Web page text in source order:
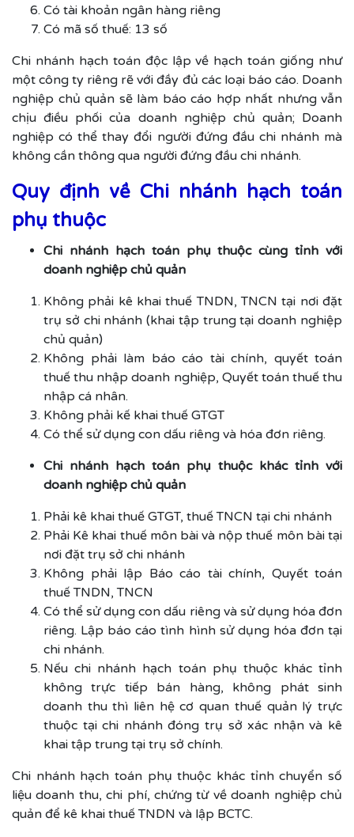
Có tài khoản ngân hàng riêng
Có mã số thuế: 13 số
Chi nhánh hạch toán độc lập về hạch toán giống như
một công ty riêng rẽ với đầy đủ các loại báo cáo. Doanh
nghiệp chủ quản sẽ làm báo cáo hợp nhất nhưng vẫn
chịu điều phối của doanh nghiệp chủ quản; Doanh
nghiệp có thể thay đổi người đứng đầu chi nhánh mà
không cần thông qua người đứng đầu chi nhánh.
Quy định về Chi nhánh hạch toán
phụ thuộc
Chi nhánh hạch toán phụ thuộc cùng tỉnh với
doanh nghiệp chủ quản
Không phải kê khai thuế TNDN, TNCN tại nơi đặt
trụ sở chi nhánh (khai tập trung tại doanh nghiệp
chủ quản)
Không phải làm báo cáo tài chính, quyết toán
thuế thu nhập doanh nghiệp, Quyết toán thuế thu
nhập cá nhân.
Không phải kế khai thuế GTGT
Có thể sử dụng con dấu riêng và hóa đơn riêng.
Chi nhánh hạch toán phụ thuộc khác tỉnh với
doanh nghiệp chủ quản
Phải kê khai thuế GTGT, thuế TNCN tại chi nhánh
Phải Kê khai thuế môn bài và nộp thuế môn bài tại
nơi đặt trụ sở chi nhánh
Không phải lập Báo cáo tài chính, Quyết toán
thuế TNDN, TNCN
Có thể sử dụng con dấu riêng và sử dụng hóa đơn
riêng. Lập báo cáo tình hình sử dụng hóa đơn tại
chi nhánh.
Nếu chi nhánh hạch toán phụ thuộc khác tỉnh
không trực tiếp bán hàng, không phát sinh
doanh thu thì liên hệ cơ quan thuế quản lý trực
thuộc tại chi nhánh đóng trụ sở xác nhận và kê
khai tập trung tại trụ sở chính.
Chi nhánh hạch toán phụ thuộc khác tỉnh chuyển số
liệu doanh thu, chi phí, chứng từ về doanh nghiệp chủ
quản để kê khai thuế TNDN và lập BCTC.